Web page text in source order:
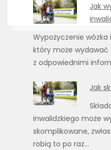
Jak
Wypożyczenie
który może wydawać
z odpowiednimi
Jak
inwalidzkiego może
skomplikowane,
robią to po raz…